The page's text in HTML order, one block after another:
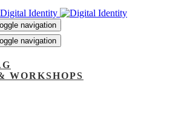
navigation
navigation
WORKSHOPS